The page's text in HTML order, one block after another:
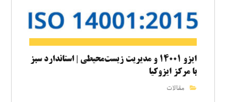
ایزو ۱۴۰۰۱ و مدیریت زیست‌محیطی | استاندارد سبز
با مرکز ایزوکیا
مقالات